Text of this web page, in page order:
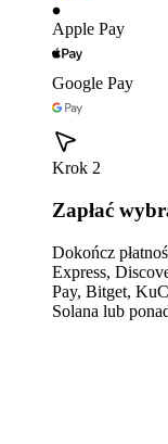
Apple Pay
Google Pay
Krok 2
Zapłać
Dokończ
Express,
Pay, Bitget,
Solana lub